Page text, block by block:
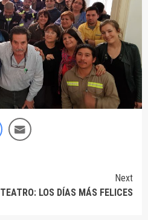
Next
TEATRO: LOS DÍAS MÁS FELICES